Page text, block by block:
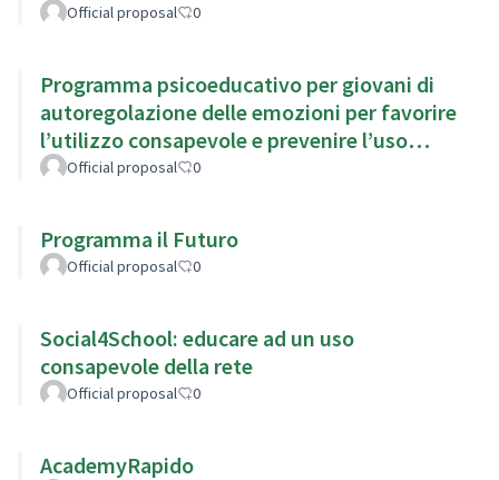
Official proposal 0
Programma psicoeducativo per giovani di
autoregolazione delle emozioni per favorire
l’utilizzo consapevole e prevenire l’uso
problematico di Internet
Official proposal 0
Programma il Futuro
Official proposal 0
Social4School: educare ad un uso
consapevole della rete
Official proposal 0
AcademyRapido